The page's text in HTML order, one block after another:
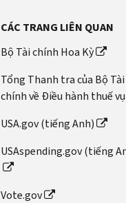
CÁC TRANG LIÊN QUAN
Bộ Tài chính Hoa Kỳ
Tổng Thanh tra của Bộ Tài
chính về Điều hành thuế vụ
USA.gov (tiếng Anh)
USAspending.gov (tiếng
Vote.gov